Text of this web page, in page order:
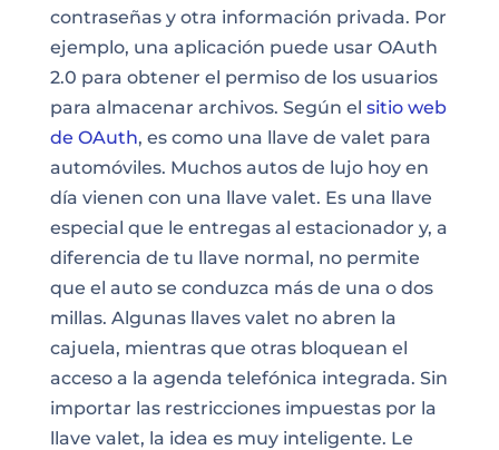
contraseñas y otra información privada. Por
ejemplo, una aplicación puede usar OAuth
2.0 para obtener el permiso de los usuarios
para almacenar archivos. Según el sitio web
de OAuth, es como una llave de valet para
automóviles. Muchos autos de lujo hoy en
día vienen con una llave valet. Es una llave
especial que le entregas al estacionador y, a
diferencia de tu llave normal, no permite
que el auto se conduzca más de una o dos
millas. Algunas llaves valet no abren la
cajuela, mientras que otras bloquean el
acceso a la agenda telefónica integrada. Sin
importar las restricciones impuestas por la
llave valet, la idea es muy inteligente. Le